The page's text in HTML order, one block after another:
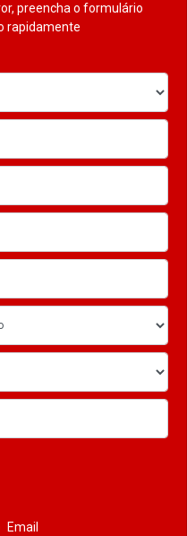
preencha o formulário
rapidamente
Email